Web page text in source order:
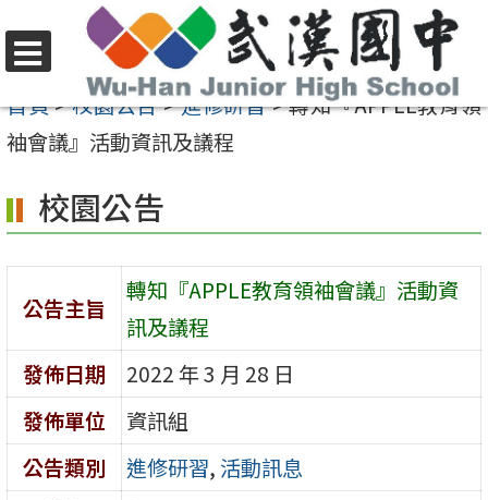
至
要
容
區
選
單
首頁>校園公告>進修研習>轉知『APPLE教育領
袖會議』活動資訊及議程
校園公告
公告主旨
轉知『APPLE教育領袖會議』活動資
訊及議程
發佈日期
2022 年 3 月 28 日
發佈單位
資訊組
公告類別
進修研習, 活動訊息